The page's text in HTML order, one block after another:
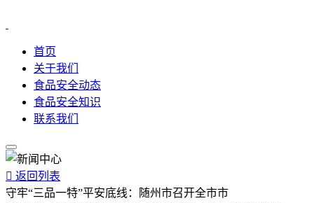
首页
关于我们
食品安全动态
食品安全知识
联系我们
 返回列表
守牢“三品一特”平安底线：随州市召开全市市